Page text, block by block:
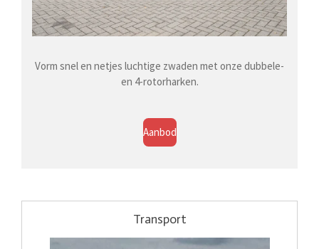
Vorm snel en netjes luchtige zwaden met onze dubbele-
en 4-rotorharken.
Aanbod
Transport